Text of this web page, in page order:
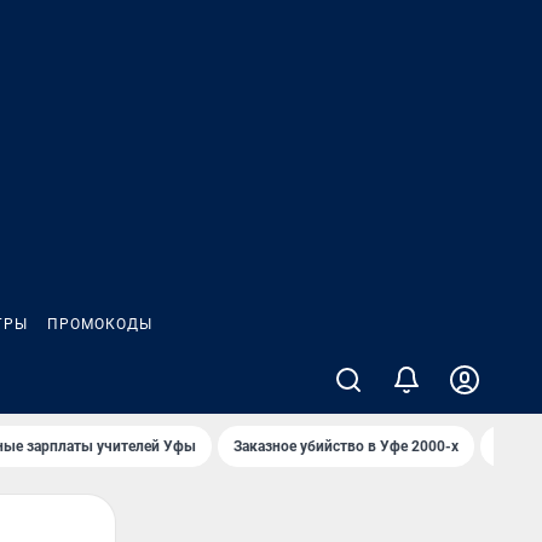
ПРОМОКОДЫ
зарплаты учителей Уфы Заказное убийство в Уфе 2000-х